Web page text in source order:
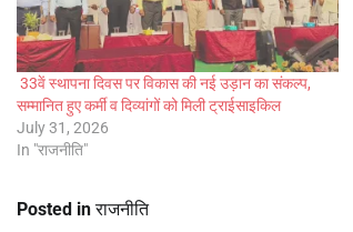
33वें स्थापना दिवस पर विकास की नई उड़ान का संकल्प,
सम्मानित हुए कर्मी व दिव्यांगों को मिली ट्राईसाइकिल
July 31, 2026
In "राजनीति"
Posted inराजनीति